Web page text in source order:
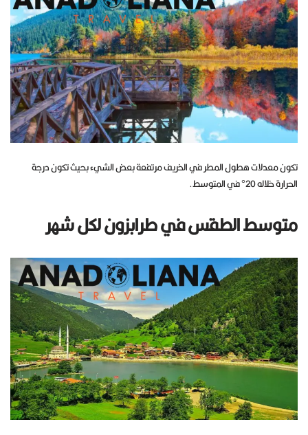
تكون معدلات هطول المطر في الخريف مرتفعة بعض الشيء بحيث تكون درجة
الحرارة خلاله 20° في المتوسط.
متوسط الطقس في طرابزون لكل شهر